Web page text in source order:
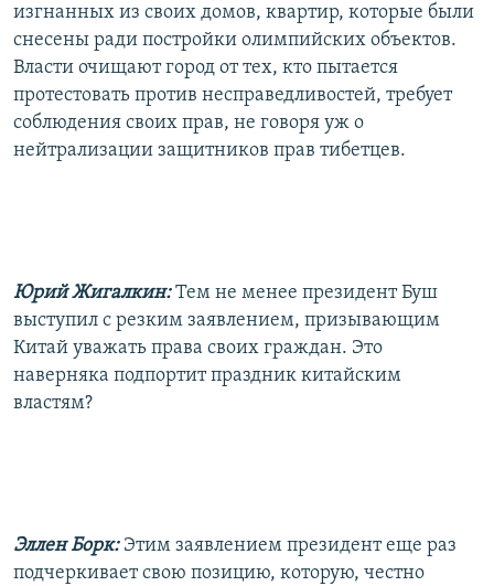
изгнанных из своих домов, квартир, которые были
снесены ради постройки олимпийских объектов.
Власти очищают город от тех, кто пытается
протестовать против несправедливостей, требует
соблюдения своих прав, не говоря уж о
нейтрализации защитников прав тибетцев.
Юрий Жигалкин:Тем не менее президент Буш
выступил с резким заявлением, призывающим
Китай уважать права своих граждан. Это
наверняка подпортит праздник китайским
властям?
Эллен Борк: Этим заявлением президент еще раз
подчеркивает свою позицию, которую, честно